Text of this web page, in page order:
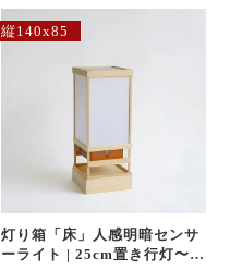
縦140x85
灯り箱「床」人感明暗センサ
ーライト | 25cm置き行灯〜江